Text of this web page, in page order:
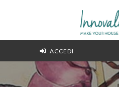
ACCEDI